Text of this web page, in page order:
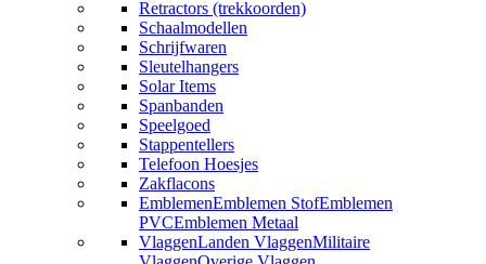
Retractors (trekkoorden)
Schaalmodellen
Schrijfwaren
Sleutelhangers
Solar Items
Spanbanden
Speelgoed
Stappentellers
Telefoon Hoesjes
Zakflacons
EmblemenEmblemen StofEmblemen
PVCEmblemen Metaal
VlaggenLanden VlaggenMilitaire